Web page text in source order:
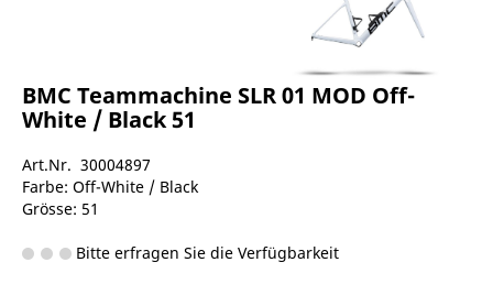
BMC Teammachine SLR 01 MOD Off-
White / Black 51
Art.Nr. 30004897
Farbe: Off-White / Black
Grösse: 51
Bitte erfragen Sie die Verfügbarkeit